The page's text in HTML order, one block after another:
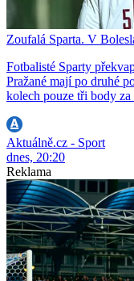
Zoufalá Sparta. V
Fotbalisté Sparty
Pražané mají po druhé
kolech pouze tři body
Aktuálně.cz - Sport
dnes, 20:20
Reklama